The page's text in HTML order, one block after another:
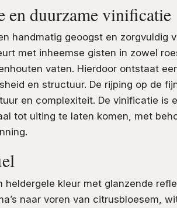
en duurzame vinificatie
handmatig geoogst en zorgvuldig
met inheemse gisten in zowel
vaten. Hierdoor ontstaat
en structuur. De rijping op de
en complexiteit. De vinificatie is
tot uiting te laten komen, met
heldergele kleur met glanzende
naar voren van citrusbloesem,